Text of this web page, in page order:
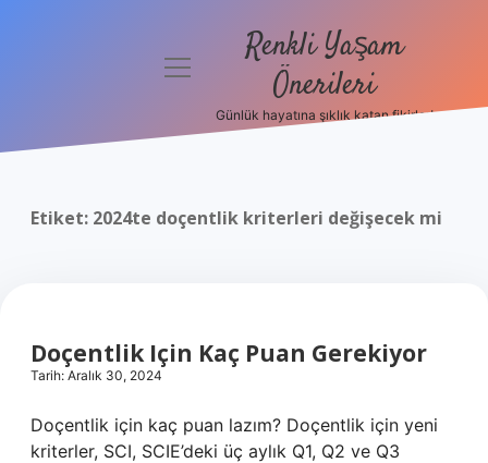
Politikası
menüyü
Renkli Yaşam
Önerileri
Günlük hayatına şıklık katan fikirler!
Etiket: 2024te doçentlik kriterleri değişecek mi
Doçentlik Için Kaç Puan Gerekiyor
Tarih: Aralık 30, 2024
Doçentlik için kaç puan lazım? Doçentlik için yeni
kriterler, SCI, SCIE’deki üç aylık Q1, Q2 ve Q3